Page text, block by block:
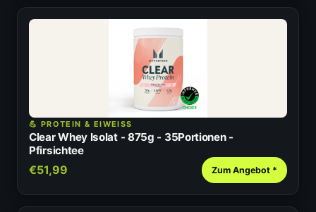
💪 PROTEIN & EIWEISS
Clear Whey Isolat - 875g - 35Portionen -
Pfirsichtee
€51,99 Zum Angebot *